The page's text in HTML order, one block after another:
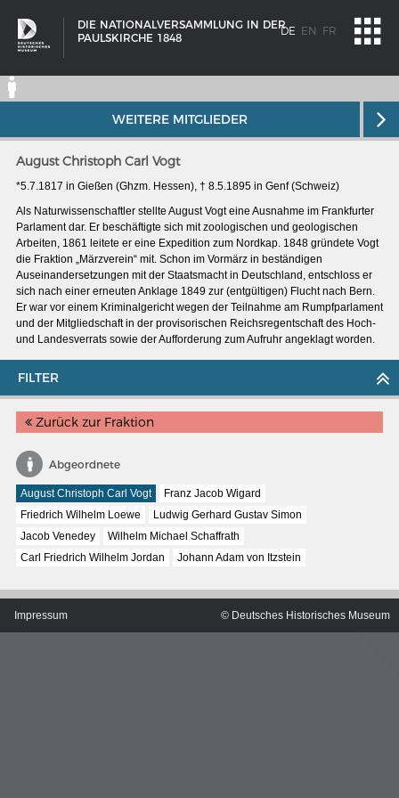
DIE NATIONALVERSAMMLUNG IN DER
PAULSKIRCHE 1848
DE EN FR
Entwicklungen im europäischen Schiffbau
FILTER
Zurück zur Fraktion
Abgeordnete
August Christoph Carl Vogt
Franz Jacob Wigard
Friedrich Wilhelm Loewe
Ludwig Gerhard Gustav Simon
Jacob Venedey
Wilhelm Michael Schaffrath
Carl Friedrich Wilhelm Jordan
Johann Adam von Itzstein
WEITERE MITGLIEDER
August Christoph Carl Vogt
*5.7.1817 in Gießen (Ghzm. Hessen), † 8.5.1895 in Genf (Schweiz)
Als Naturwissenschaftler stellte August Vogt eine Ausnahme im Frankfurter
Parlament dar. Er beschäftigte sich mit zoologischen und geologischen
Arbeiten, 1861 leitete er eine Expedition zum Nordkap. 1848 gründete Vogt
die Fraktion „Märzverein“ mit. Schon im Vormärz in beständigen
Auseinandersetzungen mit der Staatsmacht in Deutschland, entschloss er
sich nach einer erneuten Anklage 1849 zur (entgültigen) Flucht nach Bern.
Er war vor einem Kriminalgericht wegen der Teilnahme am Rumpfparlament
und der Mitgliedschaft in der provisorischen Reichsregentschaft des Hoch‑
und Landesverrats sowie der Auf­forderung zum Aufruhr angeklagt worden.
Impressum © Deutsches Historisches Museum